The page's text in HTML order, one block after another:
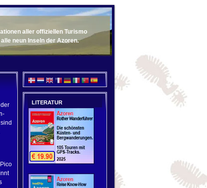
aller offiziellen Turismo
neun Inseln der Azoren.
LITERATUR